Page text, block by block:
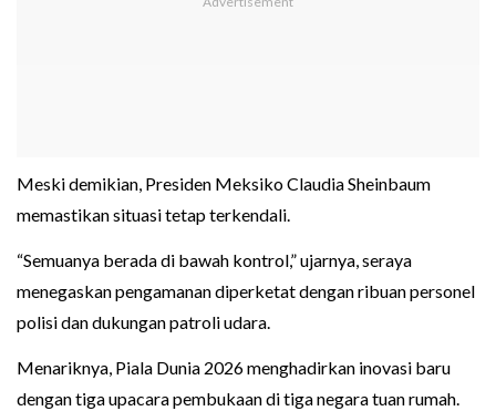
Meski demikian, Presiden Meksiko Claudia Sheinbaum
memastikan situasi tetap terkendali.
“Semuanya berada di bawah kontrol,” ujarnya, seraya
menegaskan pengamanan diperketat dengan ribuan personel
polisi dan dukungan patroli udara.
Menariknya, Piala Dunia 2026 menghadirkan inovasi baru
dengan tiga upacara pembukaan di tiga negara tuan rumah.